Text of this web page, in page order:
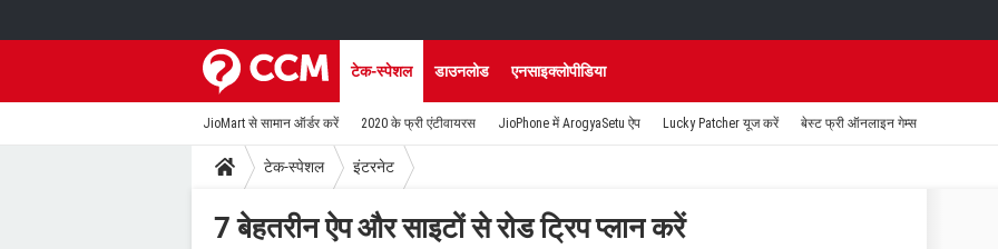
टेक-स्पेशल डाउनलोड एनसाइक्लोपीडिया
JioMart से सामान ऑर्डर करें 2020 के फ्री एंटीवायरस JioPhone में ArogyaSetu ऐप Lucky Patcher यूज करें बेस्ट फ्री ऑनलाइन गेम्स
टेक-स्पेशल इंटरनेट
7 बेहतरीन ऐप और साइटों से रोड ट्रिप प्लान करें